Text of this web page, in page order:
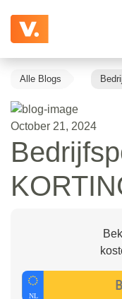
Alle Blogs
October 21, 2024